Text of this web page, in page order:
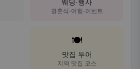
웨딩·행사
결혼식·여행·이벤트
🍽️
맛집 투어
지역 맛집 코스